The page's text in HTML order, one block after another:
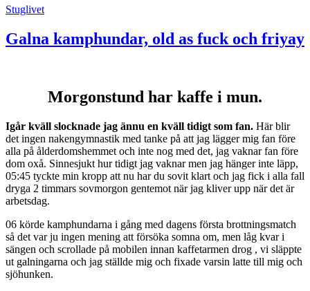
Stuglivet
Galna kamphundar, old as fuck och friyay
Morgonstund har kaffe i mun.
Igår kväll slocknade jag ännu en kväll tidigt som fan. Här blir
det ingen nakengymnastik med tanke på att jag lägger mig fan före
alla på ålderdomshemmet och inte nog med det, jag vaknar fan före
dom oxå. Sinnesjukt hur tidigt jag vaknar men jag hänger inte läpp,
05:45 tyckte min kropp att nu har du sovit klart och jag fick i alla fall
dryga 2 timmars sovmorgon gentemot när jag kliver upp när det är
arbetsdag.
06 körde kamphundarna i gång med dagens första brottningsmatch
så det var ju ingen mening att försöka somna om, men låg kvar i
sängen och scrollade på mobilen innan kaffetarmen drog , vi släppte
ut galningarna och jag ställde mig och fixade varsin latte till mig och
sjöhunken.